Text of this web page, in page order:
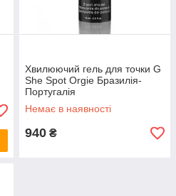
Хвилюючий гель для точки G
She Spot Orgie Бразилія-
Португалія
Немає в наявності
940 ₴